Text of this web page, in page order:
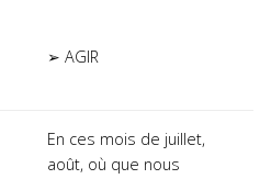
➢ AGIR
En ces mois de juillet,
août, où que nous